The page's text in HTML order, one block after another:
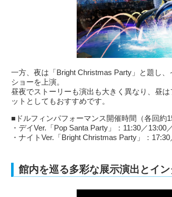
一方、夜は「Bright Christmas Party」と題し
ショーを上演。
昼夜でストーリーも演出も大きく異なり、昼
ットとしてもおすすめです。
■ドルフィンパフォーマンス開催時間（各回約
・デイVer.「Pop Santa Party」：11:30／13:00
・ナイトVer.「Bright Christmas Party」：17:30
館内を巡る多彩な展示演出とイ